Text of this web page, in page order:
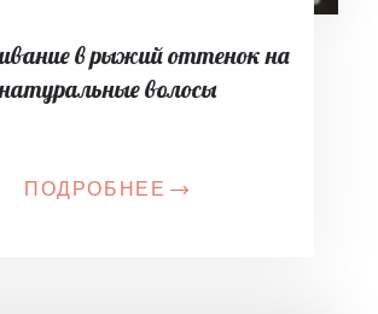
в рыжий оттенок на
натуральные волосы
ПОДРОБНЕЕ